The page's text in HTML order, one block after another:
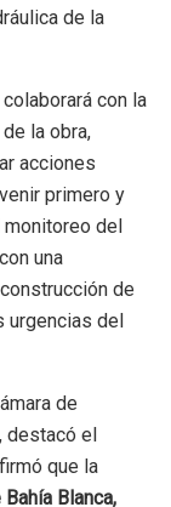
de la
colaborará con la
la obra,
acciones
primero y
del
una
de
urgencias del
de
, destacó el
que la
Blanca,